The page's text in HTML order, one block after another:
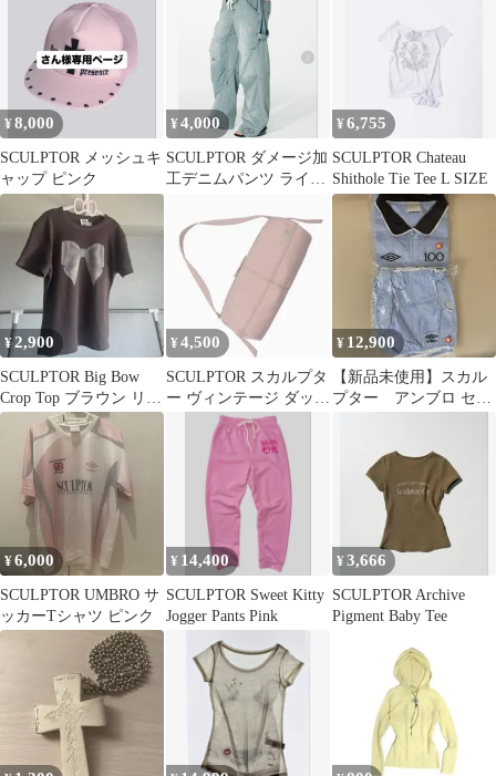
¥8,000
SCULPTOR メッシュキ
ャップ ピンク
¥4,000
SCULPTOR ダメージ加
工デニムパンツ ライト
SMALL
¥6,755
SCULPTOR Chateau
Shithole Tie Tee L SIZE
¥2,900
SCULPTOR Big Bow
Crop Top ブラウン リボ
ン
¥4,500
SCULPTOR スカルプタ
ー ヴィンテージ ダッフ
ルバッグ ピンク
¥ 12,900
【新品未使用】スカル
プター アンブロ セッ
¥6,000
SCULPTOR UMBRO サ
ッカーTシャツ ピンク
¥ 14,400
SCULPTOR Sweet Kitty
Jogger Pants Pink
¥3,666
SCULPTOR Archive
Pigment Baby Tee